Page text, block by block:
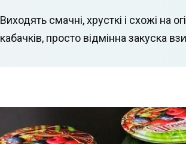
Виходять смачні, хрусткі і схожі на
кабачків, просто відмінна закуска